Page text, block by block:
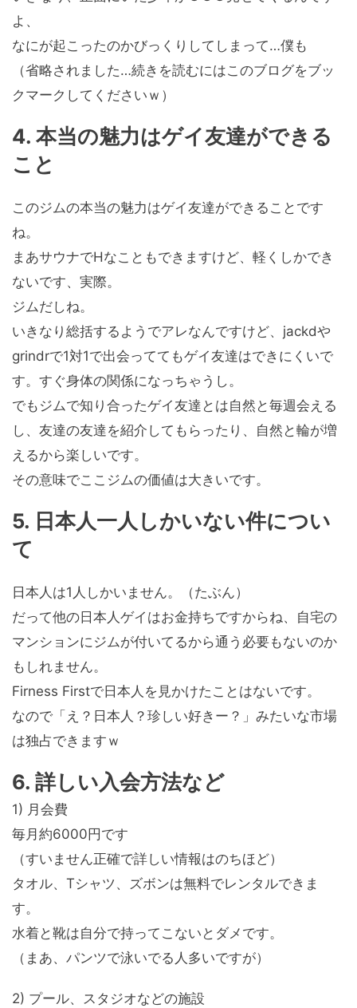
よ、
なにが起こったのかびっくりしてしまって…僕も
（省略されました…続きを読むにはこのブログをブッ
クマークしてくださいｗ）
4. 本当の魅力はゲイ友達ができる
こと
このジムの本当の魅力はゲイ友達ができることです
ね。
まあサウナでHなこともできますけど、軽くしかでき
ないです、実際。
ジムだしね。
いきなり総括するようでアレなんですけど、jackdや
grindrで1対1で出会っててもゲイ友達はできにくいで
す。すぐ身体の関係になっちゃうし。
でもジムで知り合ったゲイ友達とは自然と毎週会える
し、友達の友達を紹介してもらったり、自然と輪が増
えるから楽しいです。
その意味でここジムの価値は大きいです。
5. 日本人一人しかいない件につい
て
日本人は1人しかいません。（たぶん）
だって他の日本人ゲイはお金持ちですからね、自宅の
マンションにジムが付いてるから通う必要もないのか
もしれません。
Firness Firstで日本人を見かけたことはないです。
なので「え？日本人？珍しい好きー？」みたいな市場
は独占できますｗ
6. 詳しい入会方法など
1) 月会費
毎月約6000円です
（すいません正確で詳しい情報はのちほど）
タオル、Tシャツ、ズボンは無料でレンタルできま
す。
水着と靴は自分で持ってこないとダメです。
（まあ、パンツで泳いでる人多いですが）
2) プール、スタジオなどの施設